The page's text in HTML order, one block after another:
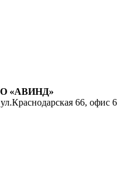
«АВИНД»
66, офис 6